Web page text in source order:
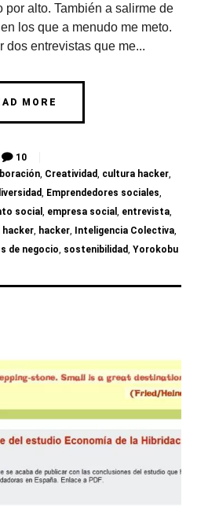
por alto. También a salirme de
los que a menudo me meto.
dos entrevistas que me...
MORE
10
Creatividad cultura hacker
Emprendedores sociales
social empresa social entrevista,
hacker, hacker, Inteligencia Colectiva,
de negocio sostenibilidad Yorokobu